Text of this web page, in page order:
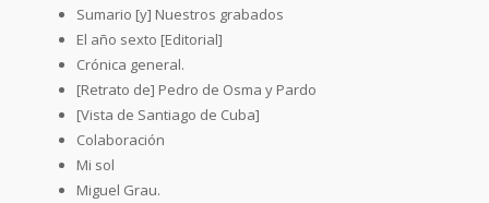
Sumario [y] Nuestros grabados
El año sexto [Editorial]
Crónica general.
[Retrato de] Pedro de Osma y Pardo
[Vista de Santiago de Cuba]
Colaboración
Mi sol
Miguel Grau.